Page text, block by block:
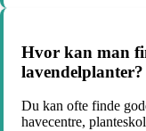
Hvor kan man
lavendelplanter?
Du kan ofte finde
havecentre,